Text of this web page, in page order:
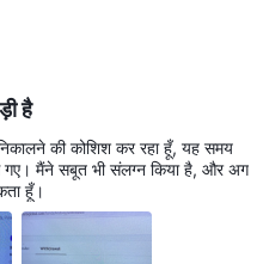
है
की कोशिश कर रहा हूँ, यह समय
मैंने सबूत भी संलग्न किया है, और अग
हूँ।